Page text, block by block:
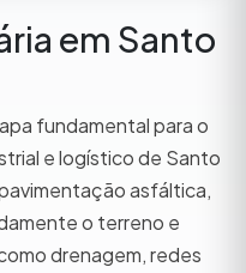
em Santo
fundamental para o
e logístico de Santo
asfáltica,
o terreno e
drenagem, redes